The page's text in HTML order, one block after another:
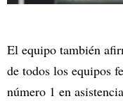
El equipo también
de todos los equipos
número 1 en